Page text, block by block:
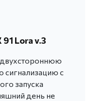
Lora v.3
с
запуска
день не